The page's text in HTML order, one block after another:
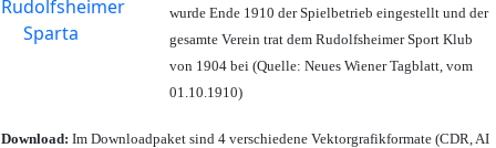
wurde Ende 1910 der Spielbetrieb eingestellt und der
gesamte Verein trat dem Rudolfsheimer Sport Klub
von 1904 bei (Quelle: Neues Wiener Tagblatt, vom
01.10.1910)
Download: Im Downloadpaket sind 4 verschiedene Vektorgrafikformate (CDR, AI